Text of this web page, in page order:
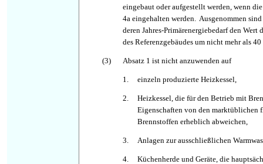
eingebaut oder aufgestellt werden, wenn
4a eingehalten werden. Ausgenommen
deren Jahres-Primärenergiebedarf den Wert
des Referenzgebäudes um nicht mehr als
(3) Absatz 1 ist nicht anzuwenden auf
1. einzeln produzierte Heizkessel,
2.
Heizkessel, die für den Betrieb mit
Eigenschaften von den marktüblichen
Brennstoffen erheblich abweichen,
3. Anlagen zur ausschließlichen
4.
Küchenherde und Geräte, die